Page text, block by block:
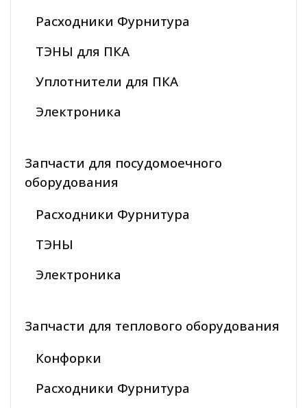
Расходники Фурнитура
ТЭНЫ для ПКА
Уплотнители для ПКА
Электроника
Запчасти для посудомоечного
оборудования
Расходники Фурнитура
ТЭНЫ
Электроника
Запчасти для теплового оборудования
Конфорки
Расходники Фурнитура